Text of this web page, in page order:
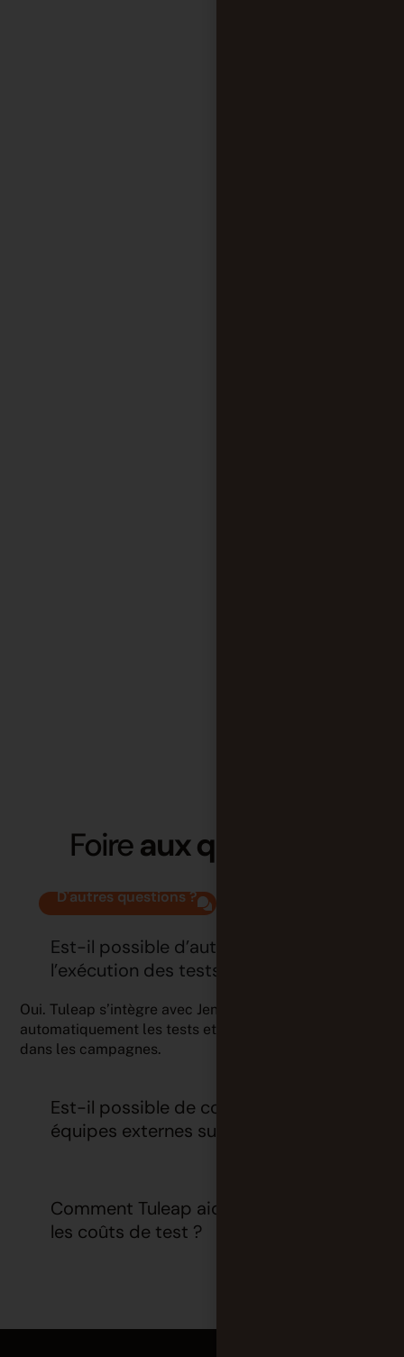
Foireaux questions
D'autres questions ?
Est-il possible d’automatiser
l’exécution des tests ?
Oui. Tuleap s’intègre avec Jenkins pour déclencher
automatiquement les tests et récupérer les résultats
dans les campagnes.
Est-il possible de collaborer avec des
équipes externes sur les tests ?
Comment Tuleap aide-t-il à réduire
les coûts de test ?